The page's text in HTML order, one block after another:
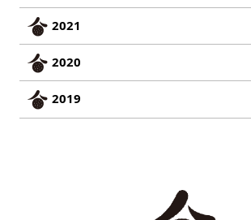
2021
2020
2019